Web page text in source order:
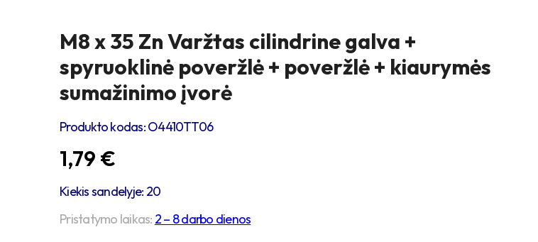
M8 x 35 Zn Varžtas cilindrine galva +
spyruoklinė poveržlė + poveržlė + kiaurymės
sumažinimo įvorė
Produkto kodas:O4410TT06
1,79 €
Kiekis sandelyje: 20
Pristatymo laikas: 2 – 8 darbo dienos